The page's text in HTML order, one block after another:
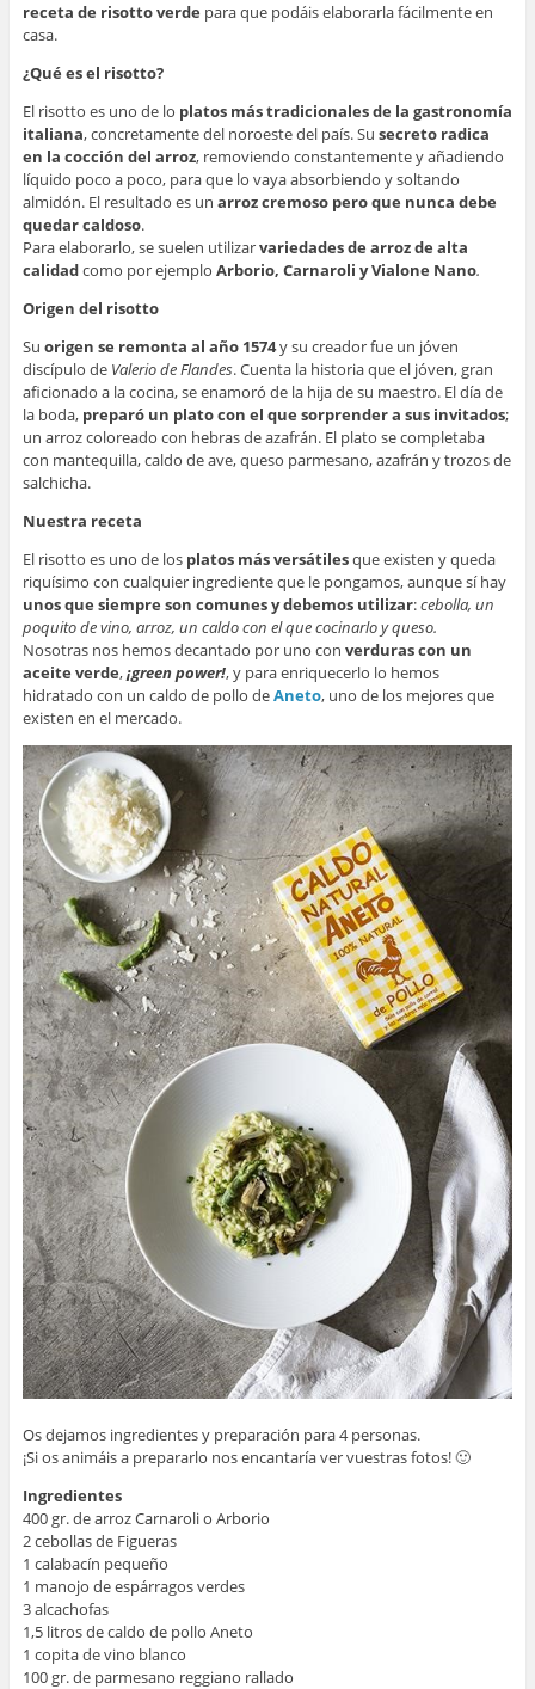
receta de risotto verde para que podáis elaborarla fácilmente en
casa.
¿Qué es el risotto?
El risotto es uno de lo platos más tradicionales de la gastronomía
italiana, concretamente del noroeste del país. Su secreto radica
en la cocción del arroz, removiendo constantemente y añadiendo
líquido poco a poco, para que lo vaya absorbiendo y soltando
almidón. El resultado es un arroz cremoso pero que nunca debe
quedar caldoso.
Para elaborarlo, se suelen utilizarvariedades de arroz de alta
calidadcomo por ejemplo Arborio, Carnaroli y Vialone Nano.
Origen del risotto
Su origen se remonta al año 1574y su creador fue un jóven
discípulo de Valerio de Flandes. Cuenta la historia que el jóven, gran
aficionado a la cocina, se enamoró de la hija de su maestro. El día de
la boda, preparó un plato con el que sorprender a sus invitados;
un arroz coloreado con hebras de azafrán. El plato se completaba
con mantequilla, caldo de ave, queso parmesano, azafrán y trozos de
salchicha.
Nuestra receta
El risotto es uno de los platos más versátilesque existen y queda
riquísimo con cualquier ingrediente que le pongamos, aunque sí hay
unos que siempre son comunes y debemos utilizar:cebolla, un
poquito de vino, arroz, un caldo con el que cocinarlo y queso.
Nosotras nos hemos decantado por uno con verduras con un
aceite verde,¡green power!, y para enriquecerlo lo hemos
hidratado con un caldo de pollo deAneto, uno de los mejores que
existen en el mercado.
Os dejamos ingredientes y preparación para 4 personas.
¡Si os animáis a prepararlo nos encantaría ver vuestras fotos! 🙂
Ingredientes
400 gr. de arroz Carnaroli o Arborio
2 cebollas de Figueras
1 calabacín pequeño
1 manojo de espárragos verdes
3 alcachofas
1,5 litros de caldo de pollo Aneto
1 copita de vino blanco
100 gr. de parmesano reggiano rallado